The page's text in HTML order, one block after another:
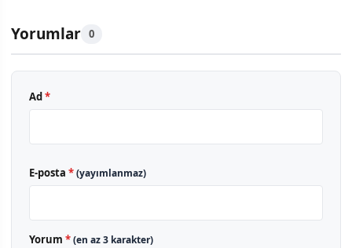
Yorumlar 0
Ad*
E-posta *(yayımlanmaz)
Yorum *(en az 3 karakter)